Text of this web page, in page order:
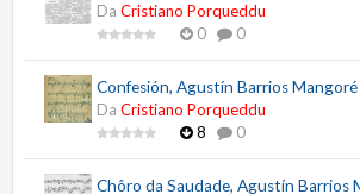
Da Cristiano Porqueddu
0
0
Confesión, Agustín Barrios Mangoré
Da Cristiano Porqueddu
8
0
Chôro da Saudade, Agustín Barrios